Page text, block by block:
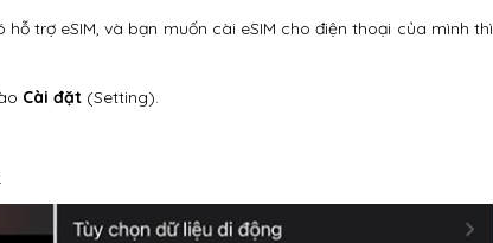
trợ eSIM, và bạn muốn cài eSIM cho điện thoại của mình thì
Cài đặt (Setting).